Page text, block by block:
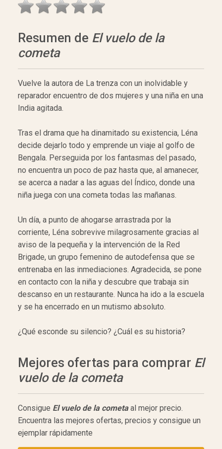
Resumen de El vuelo de la
cometa
Vuelve la autora de La trenza con un inolvidable y
reparador encuentro de dos mujeres y una niña en una
India agitada.
Tras el drama que ha dinamitado su existencia, Léna
decide dejarlo todo y emprende un viaje al golfo de
Bengala. Perseguida por los fantasmas del pasado,
no encuentra un poco de paz hasta que, al amanecer,
se acerca a nadar a las aguas del Índico, donde una
niña juega con una cometa todas las mañanas.
Un día, a punto de ahogarse arrastrada por la
corriente, Léna sobrevive milagrosamente gracias al
aviso de la pequeña y la intervención de la Red
Brigade, un grupo femenino de autodefensa que se
entrenaba en las inmediaciones. Agradecida, se pone
en contacto con la niña y descubre que trabaja sin
descanso en un restaurante. Nunca ha ido a la escuela
y se ha encerrado en un mutismo absoluto.
¿Qué esconde su silencio? ¿Cuál es su historia?
Mejores ofertas para comprar El
vuelo de la cometa
Consigue El vuelo de la cometaal mejor precio.
Encuentra las mejores ofertas, precios y consigue un
ejemplar rápidamente